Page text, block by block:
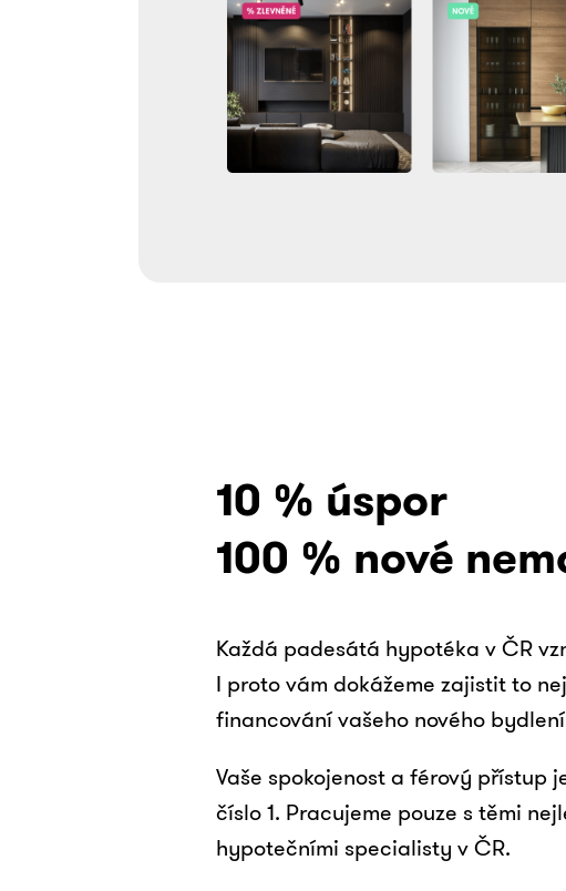
10 % úspor
100 % nové
Každá padesátá hypotéka v ČR
I proto vám dokážeme zajistit to
financování vašeho nového
Vaše spokojenost a férový přístup
číslo 1. Pracujeme pouze s těmi
hypotečními specialisty v ČR.